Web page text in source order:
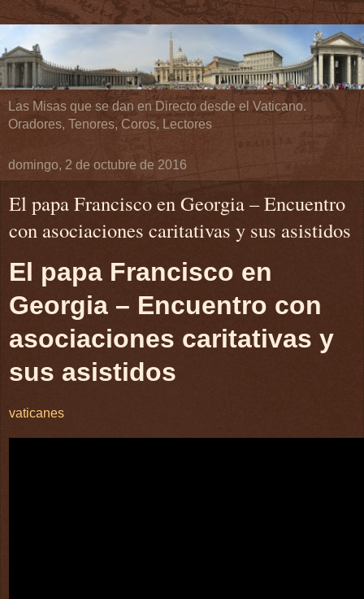
Las Misas que se dan en Directo desde el Vaticano.
Oradores, Tenores, Coros, Lectores
domingo, 2 de octubre de 2016
El papa Francisco en Georgia – Encuentro
con asociaciones caritativas y sus asistidos
El papa Francisco en
Georgia – Encuentro con
asociaciones caritativas y
sus asistidos
vaticanes